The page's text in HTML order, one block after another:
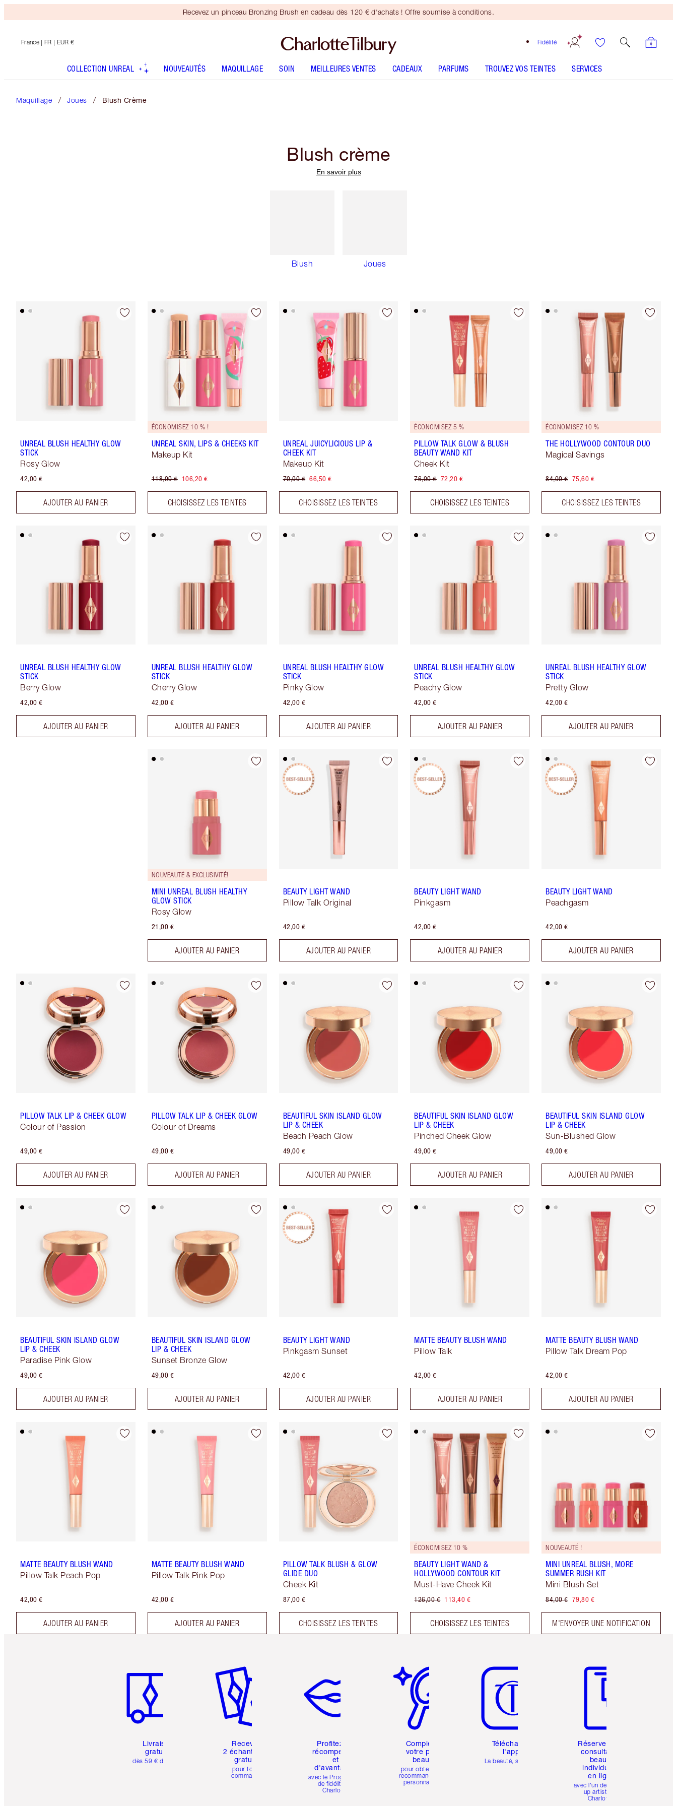
Recevez un pinceau Bronzing Brush en cadeau dès 120 € d'achats ! Offre soumise à conditions.
Fidélité
France | FR | EUR €
COLLECTION UNREAL NOUVEAUTÉS MAQUILLAGE SOIN MEILLEURES VENTES CADEAUX PARFUMS TROUVEZ VOS TEINTES SERVICES
Maquillage Joues Blush Crème
Blush crème
En savoir plus
Blush Joues
UNREAL BLUSH HEALTHY GLOW
STICK
Rosy Glow
42,00 €
AJOUTER AU PANIER
ÉCONOMISEZ 10 % !
UNREAL SKIN, LIPS & CHEEKS KIT
Makeup Kit
118,00 € 106,20 €
CHOISISSEZ LES TEINTES
UNREAL JUICYLICIOUS LIP &
CHEEK KIT
Makeup Kit
70,00 € 66,50 €
CHOISISSEZ LES TEINTES
ÉCONOMISEZ 5 %
PILLOW TALK GLOW & BLUSH
BEAUTY WAND KIT
Cheek Kit
76,00 € 72,20 €
CHOISISSEZ LES TEINTES
ÉCONOMISEZ 10 %
THE HOLLYWOOD CONTOUR DUO
Magical Savings
84,00 € 75,60 €
CHOISISSEZ LES TEINTES
UNREAL BLUSH HEALTHY GLOW
STICK
Berry Glow
42,00 €
AJOUTER AU PANIER
UNREAL BLUSH HEALTHY GLOW
STICK
Cherry Glow
42,00 €
AJOUTER AU PANIER
UNREAL BLUSH HEALTHY GLOW
STICK
Pinky Glow
42,00 €
AJOUTER AU PANIER
UNREAL BLUSH HEALTHY GLOW
STICK
Peachy Glow
42,00 €
AJOUTER AU PANIER
UNREAL BLUSH HEALTHY GLOW
STICK
Pretty Glow
42,00 €
AJOUTER AU PANIER
NOUVEAUTÉ & EXCLUSIVITÉ!
MINI UNREAL BLUSH HEALTHY
GLOW STICK
Rosy Glow
21,00 €
AJOUTER AU PANIER
BEAUTY LIGHT WAND
Pillow Talk Original
42,00 €
AJOUTER AU PANIER
BEAUTY LIGHT WAND
Pinkgasm
42,00 €
AJOUTER AU PANIER
BEAUTY LIGHT WAND
Peachgasm
42,00 €
AJOUTER AU PANIER
PILLOW TALK LIP & CHEEK GLOW
Colour of Passion
49,00 €
AJOUTER AU PANIER
PILLOW TALK LIP & CHEEK GLOW
Colour of Dreams
49,00 €
AJOUTER AU PANIER
BEAUTIFUL SKIN ISLAND GLOW
LIP & CHEEK
Beach Peach Glow
49,00 €
AJOUTER AU PANIER
BEAUTIFUL SKIN ISLAND GLOW
LIP & CHEEK
Pinched Cheek Glow
49,00 €
AJOUTER AU PANIER
BEAUTIFUL SKIN ISLAND GLOW
LIP & CHEEK
Sun-Blushed Glow
49,00 €
AJOUTER AU PANIER
BEAUTIFUL SKIN ISLAND GLOW
LIP & CHEEK
Paradise Pink Glow
49,00 €
AJOUTER AU PANIER
BEAUTIFUL SKIN ISLAND GLOW
LIP & CHEEK
Sunset Bronze Glow
49,00 €
AJOUTER AU PANIER
BEAUTY LIGHT WAND
Pinkgasm Sunset
42,00 €
AJOUTER AU PANIER
MATTE BEAUTY BLUSH WAND
Pillow Talk
42,00 €
AJOUTER AU PANIER
MATTE BEAUTY BLUSH WAND
Pillow Talk Dream Pop
42,00 €
AJOUTER AU PANIER
MATTE BEAUTY BLUSH WAND
Pillow Talk Peach Pop
42,00 €
AJOUTER AU PANIER
MATTE BEAUTY BLUSH WAND
Pillow Talk Pink Pop
42,00 €
AJOUTER AU PANIER
PILLOW TALK BLUSH & GLOW
GLIDE DUO
Cheek Kit
87,00 €
CHOISISSEZ LES TEINTES
ÉCONOMISEZ 10 %
BEAUTY LIGHT WAND &
HOLLYWOOD CONTOUR KIT
Must-Have Cheek Kit
126,00 € 113,40 €
CHOISISSEZ LES TEINTES
NOUVEAUTÉ !
MINI UNREAL BLUSH, MORE
SUMMER RUSH KIT
Mini Blush Set
84,00 € 79,80 €
M'ENVOYER UNE NOTIFICATION
Livraison
gratuite
dès 59 € d'achats
Recevez
2 échantillons
gratuits
pour toute
commande
Profitez de
récompenses
et
d'avantages
avec le Programme
de fidélité de
Charlotte
Complétez
votre profil
beauté
pour obtenir des
recommandations
personnalisées
Téléchargez
l'appli
La beauté, simplifiée
Réservez une
consultation
beauté
individuelle
en ligne
avec l'un des make-
up artists de
Charlotte.